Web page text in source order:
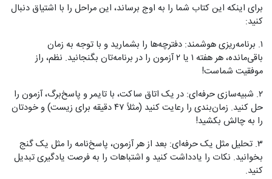
برای اینکه این کتاب شما را به اوج برساند، این مراحل را با اشتیاق دنبال
کنید:
۱. برنامه‌ریزی هوشمند: دفترچه‌ها را بشمارید و با توجه به زمان
باقی‌مانده، هر هفته ۱ یا ۲ آزمون را در برنامه‌تان بگنجانید. نظم، راز
موفقیت شماست!
۲. شبیه‌سازی حرفه‌ای: در یک اتاق ساکت، با تایمر و پاسخ‌برگ، آزمون را
حل کنید. زمان‌بندی را رعایت کنید (مثلاً ۴۷ دقیقه برای زیست) و خودتان
را به چالش بکشید!
۳. تحلیل مثل یک حرفه‌ای: بعد از هر آزمون، پاسخ‌نامه را مثل یک گنج
بخوانید. نکات را یادداشت کنید و اشتباهات را به فرصت یادگیری تبدیل
کنید.